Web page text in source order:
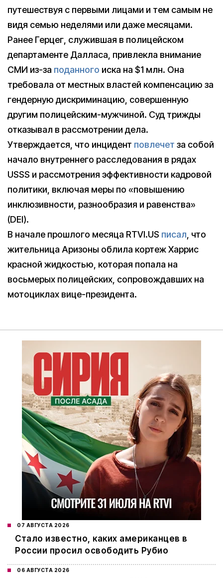
путешествуя с первыми лицами и тем самым не
видя семью неделями или даже месяцами.
Ранее Герцег, служившая в полицейском
департаменте Далласа, привлекла внимание
СМИ из-за поданного иска на $1 млн. Она
требовала от местных властей компенсацию за
гендерную дискриминацию, совершенную
другим полицейским-мужчиной. Суд трижды
отказывал в рассмотрении дела.
Утверждается, что инцидент повлечет за собой
начало внутреннего расследования в рядах
USSS и рассмотрения эффективности кадровой
политики, включая меры по «повышению
инклюзивности, разнообразия и равенства»
(DEI).
В начале прошлого месяца RTVI.US писал, что
жительница Аризоны облила кортеж Харрис
красной жидкостью, которая попала на
восьмерых полицейских, сопровождавших на
мотоциклах вице-президента.
07 АВГУСТА 2026
Стало известно, каких американцев в
России просил освободить Рубио
06 АВГУСТА 2026